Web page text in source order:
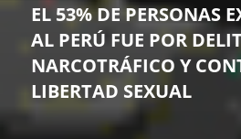
EL 53% DE PERSONAS
AL PERÚ FUE POR
NARCOTRÁFICO Y
LIBERTAD SEXUAL